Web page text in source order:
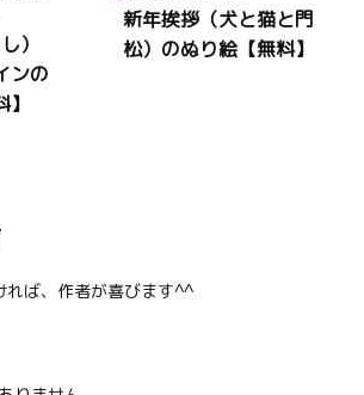
）
ンの
新年挨拶（犬と猫と門
松）のぬり絵【無料】
れば、作者が喜びます^^